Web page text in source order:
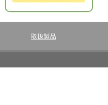
取扱製品